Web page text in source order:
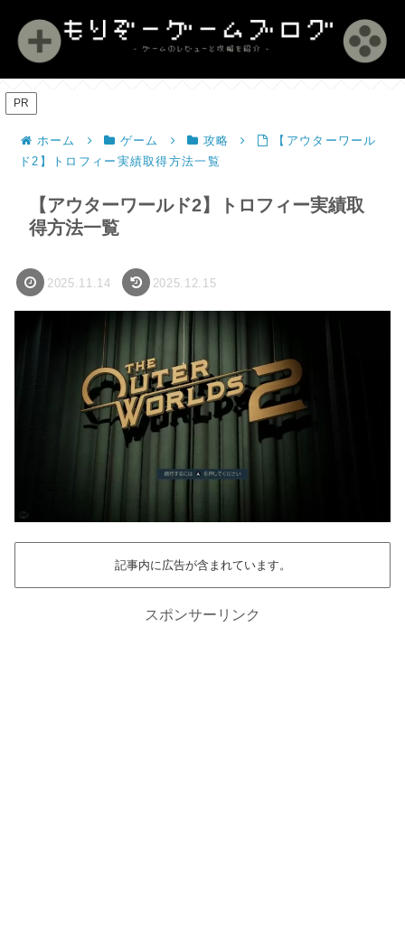
PR
ホーム ゲーム 攻略
【アウターワール
ド2】トロフィー実績取得方法一覧
【アウターワールド2】トロフィー実績取
得方法一覧
2025.11.14 2025.12.15
記事内に広告が含まれています。
スポンサーリンク